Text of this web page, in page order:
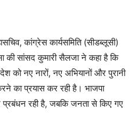
कांग्रेस कार्यसमिति (सीडब्लूसी)
की सांसद कुमारी सैलजा ने कहा है कि
देश को नए नारों, नए अभियानों और पुरानी
का प्रयास कर रही है। भाजपा
प्रबंधन रही है, जबकि जनता से किए गए